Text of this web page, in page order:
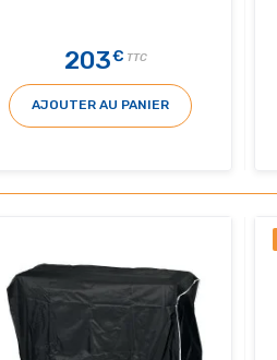
203€ TTC
AJOUTER AU PANIER